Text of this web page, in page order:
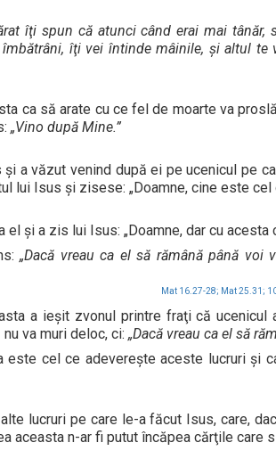
îţi spun că atunci când erai mai
îmbătrâni, îţi vei întinde mâinile, şi altul
ca să arate cu ce fel de moarte va
„Vino după Mine.”
a văzut venind după ei pe ucenicul pe
lui Isus şi zisese: „Doamne, cine este cel
el şi a zis lui Isus: „Doamne, dar cu acesta
„Dacă vreau ca el să rămână până voi
Mat 16.27-28; Mat 25.31;
a ieşit zvonul printre fraţi că
va muri deloc, ci: „Dacă vreau ca el să
este cel ce adevereşte aceste lucruri şi
lucruri pe care le-a făcut Isus, care,
aceasta n-ar fi putut încăpea cărţile care